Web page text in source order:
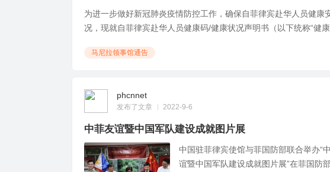
为进一步做好新冠肺炎疫情防控工作，确保自菲律宾赴华人员健
况，现就自菲律宾赴华人员健康码/健康状况声明书（以下统称“健
马尼拉领事馆通告
phcnnet
发布了文章 2022-9-6
中菲友谊暨中国军队建设成就图片展
中国驻菲律宾使馆与菲国防部联合举办“
谊暨中国军队建设成就图片展”在菲国防